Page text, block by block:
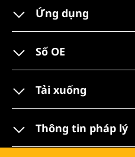
Ứng dụng
Số OE
Tải xuống
Thông tin pháp lý